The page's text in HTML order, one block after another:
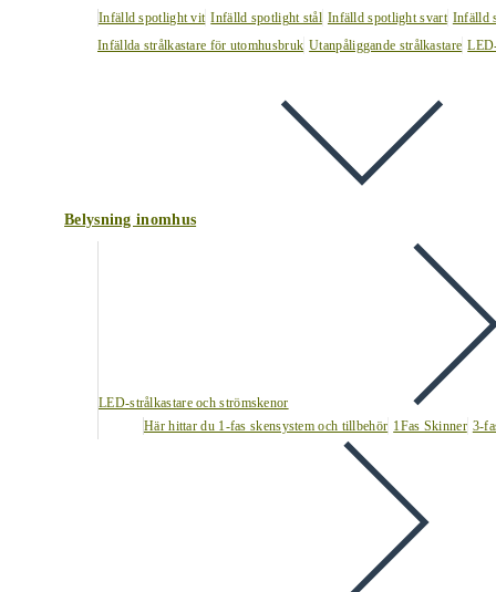
Infälld spotlight vit Infälld spotlight stål Infälld spotlight svart Infälld
Infällda strålkastare för utomhusbruk Utanpåliggande strålkastare
Belysning inomhus
LED-strålkastare och strömskenor
Här hittar du 1-fas skensystem och tillbehör 1Fas Skinner 3-